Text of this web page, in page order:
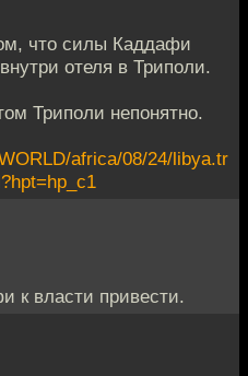
что силы Каддафи
отеля в Триполи.
Триполи непонятно.
africa/08/24/libya.tr
к власти привести.